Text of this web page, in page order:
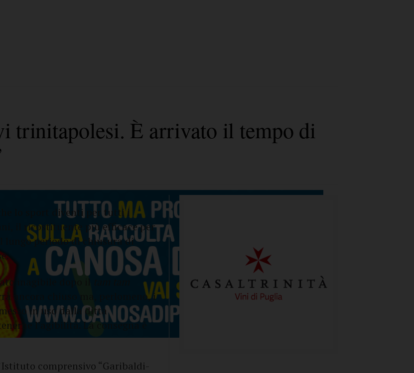
trinitapolesi. È arrivato il tempo di
lo sport diventi per tutti i
il ricostituente più efficace per
lungo periodo di chiusura di
inagibile dopo il
ancora chiuso ma, perlomeno, i
in uso dalla ditta
l’agibilità. La consegna è
comprensivo “Garibaldi-